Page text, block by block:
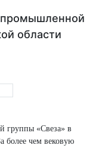
области
группы «Свеза» в
более чем вековую